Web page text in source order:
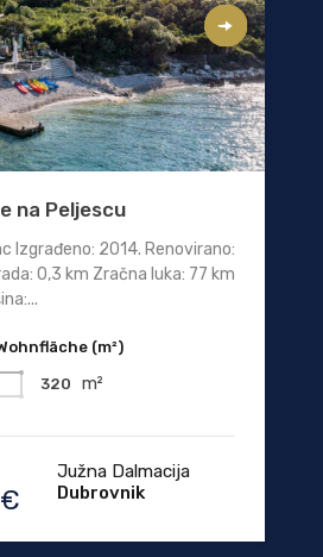
na Peljescu
Izgrađeno: 2014. Renovirano:
0,3 km Zračna luka: 77 km
(m²)
320 m²
Južna Dalmacija
Dubrovnik